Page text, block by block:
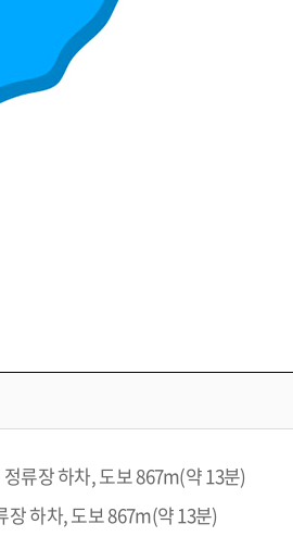
류장 하차, 도보 867m(약 13분)
하차, 도보 867m(약 13분)